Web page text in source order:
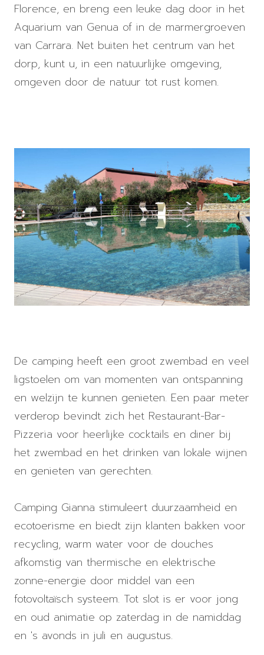
Florence, en breng een leuke dag door in het
Aquarium van Genua of in de marmergroeven
van Carrara. Net buiten het centrum van het
dorp, kunt u, in een natuurlijke omgeving,
omgeven door de natuur tot rust komen.
De camping heeft een groot zwembad en veel
ligstoelen om van momenten van ontspanning
en welzijn te kunnen genieten. Een paar meter
verderop bevindt zich het Restaurant-Bar-
Pizzeria voor heerlijke cocktails en diner bij
het zwembad en het drinken van lokale wijnen
en genieten van gerechten.
Camping Gianna stimuleert duurzaamheid en
ecotoerisme en biedt zijn klanten bakken voor
recycling, warm water voor de douches
afkomstig van thermische en elektrische
zonne-energie door middel van een
fotovoltaïsch systeem. Tot slot is er voor jong
en oud animatie op zaterdag in de namiddag
en 's avonds in juli en augustus.